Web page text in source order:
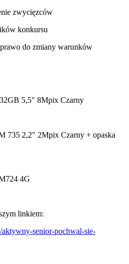
zwycięzców
konkursu
do zmiany warunków
5,5" 8Mpix Czarny
735 2,2" 2Mpix Czarny + opaska
4G
linkiem:
senior-pochwal-sie-